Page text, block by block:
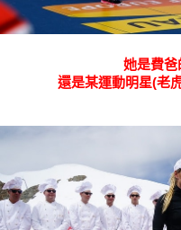
她是費爸
還是某運動明星(老